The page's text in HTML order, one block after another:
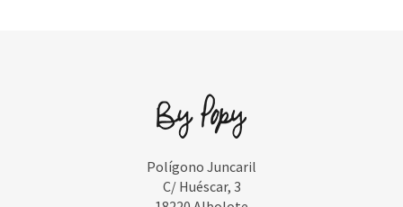
Polígono Juncaril
C/ Huéscar, 3